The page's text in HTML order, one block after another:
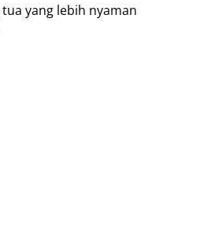
yang lebih nyaman